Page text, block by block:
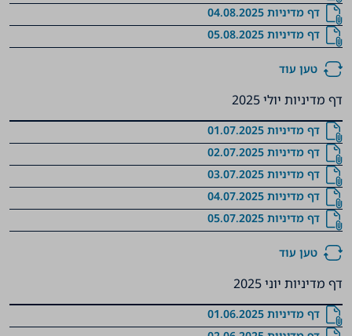
‏‏‏‏‏‏‏‏‏‏‏‏‏‏‏‏‏‏‏‏‏‏‏‏‏‏‏‏‏‏‏‏‏‏‏‏‏‏‏‏‏‏‏‏‏‏‏‏‏‏‏‏‏‏‏‏דף מדיניות 04.08.2025
‏‏‏‏‏‏‏‏‏‏‏‏‏‏‏‏‏‏‏‏‏‏‏‏‏‏‏‏‏‏‏‏‏‏‏‏‏‏‏‏‏‏‏‏‏‏‏‏‏‏‏‏‏‏‏‏דף מדיניות 05.08.2025
טען עוד
דף מדיניות יולי 2025
‏‏‏‏‏‏‏‏‏‏‏‏‏‏‏‏‏‏‏‏‏‏‏‏‏‏‏‏‏‏‏‏‏‏‏‏‏‏‏‏‏‏‏‏‏‏‏‏‏‏‏‏דף מדיניות 01.07.2025
‏‏‏‏‏‏‏‏‏‏‏‏‏‏‏‏‏‏‏‏‏‏‏‏‏‏‏‏‏‏‏‏‏‏‏‏‏‏‏‏‏‏‏‏‏‏‏‏‏‏‏‏דף מדיניות 02.07.2025
‏‏‏‏‏‏‏‏‏‏‏‏‏‏‏‏‏‏‏‏‏‏‏‏‏‏‏‏‏‏‏‏‏‏‏‏‏‏‏‏‏‏‏‏‏‏‏‏‏‏‏‏דף מדיניות 03.07.2025
‏‏‏‏‏‏‏‏‏‏‏‏‏‏‏‏‏‏‏‏‏‏‏‏‏‏‏‏‏‏‏‏‏‏‏‏‏‏‏‏‏‏‏‏‏‏‏‏‏‏‏‏דף מדיניות 04.07.2025
‏‏‏‏‏‏‏‏‏‏‏‏‏‏‏‏‏‏‏‏‏‏‏‏‏‏‏‏‏‏‏‏‏‏‏‏‏‏‏‏‏‏‏‏‏‏‏‏‏‏‏‏דף מדיניות 05.07.2025
טען עוד
דף מדיניות יוני 2025
‏‏‏‏‏‏‏‏‏‏‏‏‏‏‏‏‏‏‏‏‏‏‏‏‏‏‏‏‏‏‏‏‏‏‏‏‏‏‏‏‏‏‏‏‏‏‏‏‏‏דף מדיניות 01.06.2025